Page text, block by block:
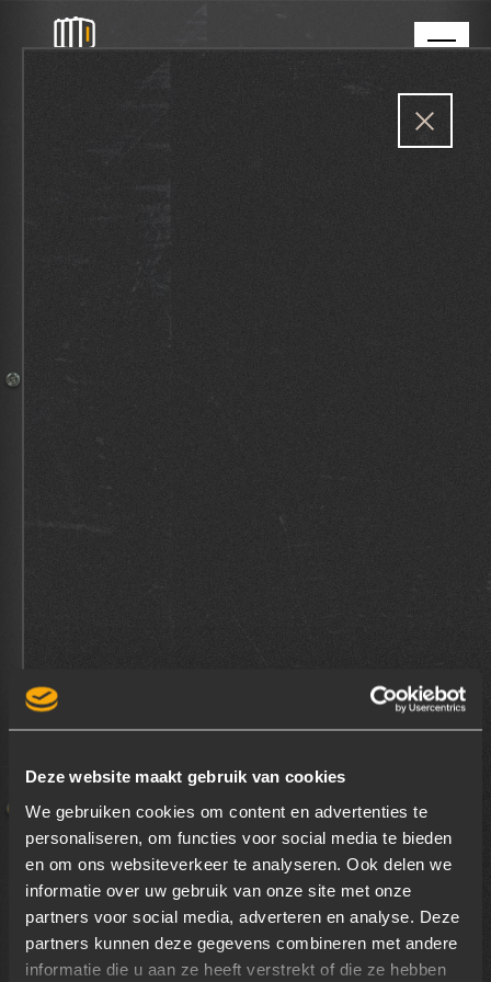
Deze website maakt gebruik van cookies
We gebruiken cookies om content en advertenties te
personaliseren, om functies voor social media te bieden
en om ons websiteverkeer te analyseren. Ook delen we
informatie over uw gebruik van onze site met onze
partners voor social media, adverteren en analyse. Deze
partners kunnen deze gegevens combineren met andere
informatie die u aan ze heeft verstrekt of die ze hebben
WATT'S POSSIBLE
INSPIRATIE
EEN LOCATIE MET GEVOEL
VOOR MODE EN FASHION
Een nieuwe collectie of kledinglijn vraagt om
een gepaste introductie. Op een plek die zowel
beleving toevoegt maar niet afleidt van het
product. De Turbinehal van de Dongecentrale